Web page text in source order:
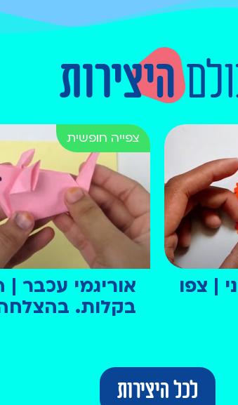
היצירות
| צפו
אוריגמי עכבר |
בקלות.
לכל היצירות